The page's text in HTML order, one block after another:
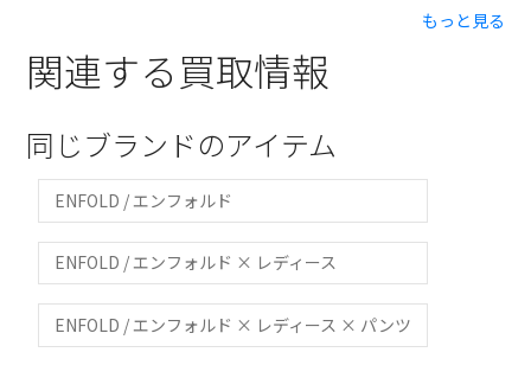
もっと見る
関連する買取情報
同じブランドのアイテム
ENFOLD / エンフォルド
ENFOLD / エンフォルド × レディース
ENFOLD / エンフォルド × レディース × パンツ